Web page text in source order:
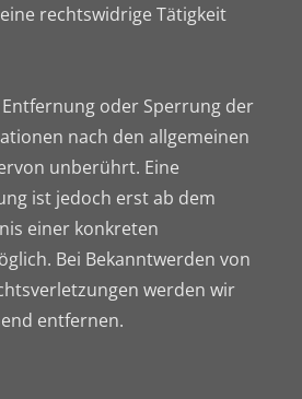
rechtswidrige Tätigkeit
oder Sperrung der
nach den allgemeinen
unberührt. Eine
ist jedoch erst ab dem
einer konkreten
Bei Bekanntwerden von
werden wir
entfernen.